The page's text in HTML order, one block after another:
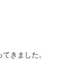
きました。